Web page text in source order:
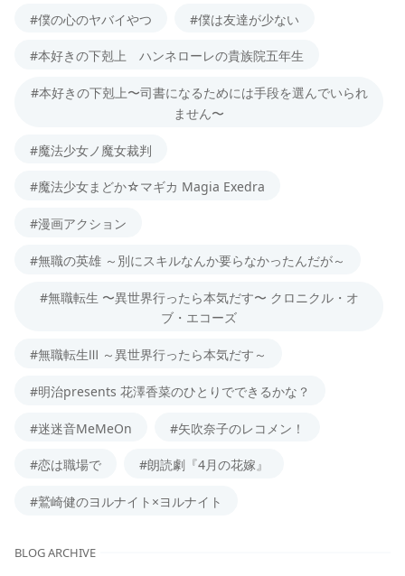
#僕の心のヤバイやつ #僕は友達が少ない
#本好きの下剋上 ハンネローレの貴族院五年生
#本好きの下剋上〜司書になるためには手段を選んでいられ
ません〜
#魔法少女ノ魔女裁判
#魔法少女まどか☆マギカ Magia Exedra
#漫画アクション
#無職の英雄 ～別にスキルなんか要らなかったんだが～
#無職転生 〜異世界行ったら本気だす〜 クロニクル・オ
ブ・エコーズ
#無職転生Ⅲ ～異世界行ったら本気だす～
#明治presents 花澤香菜のひとりでできるかな？
#迷迷音MeMeOn #矢吹奈子のレコメン！
#恋は職場で #朗読劇『4月の花嫁』
#鷲崎健のヨルナイト×ヨルナイト
BLOG ARCHIVE